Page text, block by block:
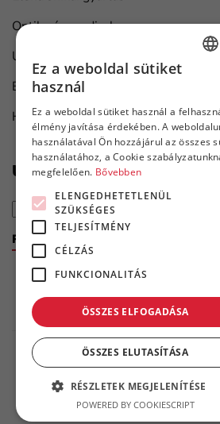
Optika és medical
Univerzális ipari megoldások
Bútorgyártás
Hajó karbantartás
Újdonságok első kézből
Feliratkozom a hírlevélre
2026. Minden jog fenntartva –
byMeraki
Adatvédelmi tájékoztató
Ez a weboldal sütiket
használ
Ez a weboldal sütiket használ a
élmény javítása érdekében. A
használatával Ön hozzájárul az összes
használatához, a Cookie
megfelelően. Bővebben
ELENGEDHETETLENÜL
SZÜKSÉGES
TELJESÍTMÉNY
CÉLZÁS
FUNKCIONALITÁS
ÖSSZES ELFOGADÁSA
ÖSSZES ELUTASÍTÁSA
RÉSZLETEK MEGJELENÍTÉSE
POWERED BY COOKIESCRIPT